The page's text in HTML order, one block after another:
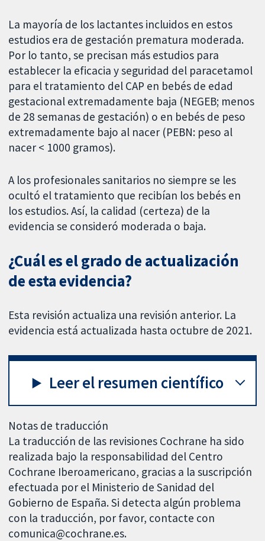
La mayoría de los lactantes incluidos en estos
estudios era de gestación prematura moderada.
Por lo tanto, se precisan más estudios para
establecer la eficacia y seguridad del paracetamol
para el tratamiento del CAP en bebés de edad
gestacional extremadamente baja (NEGEB; menos
de 28 semanas de gestación) o en bebés de peso
extremadamente bajo al nacer (PEBN: peso al
nacer < 1000 gramos).
A los profesionales sanitarios no siempre se les
ocultó el tratamiento que recibían los bebés en
los estudios. Así, la calidad (certeza) de la
evidencia se consideró moderada o baja.
¿Cuál es el grado de actualización
de esta evidencia?
Esta revisión actualiza una revisión anterior. La
evidencia está actualizada hasta octubre de 2021.
Leer el resumen científico
Notas de traducción
La traducción de las revisiones Cochrane ha sido
realizada bajo la responsabilidad del Centro
Cochrane Iberoamericano, gracias a la suscripción
efectuada por el Ministerio de Sanidad del
Gobierno de España. Si detecta algún problema
con la traducción, por favor, contacte con
comunica@cochrane.es.